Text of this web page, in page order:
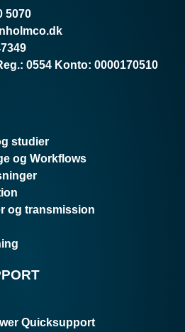
5070
0554 Konto: 0000170510
studier
og Workflows
og transmission
Quicksupport